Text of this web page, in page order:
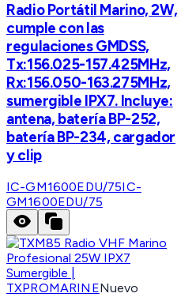
Radio Portátil Marino, 2W,
cumple con las
regulaciones GMDSS,
Tx:156.025-157.425MHz,
Rx:156.050-163.275MHz,
sumergible IPX7. Incluye:
antena, batería BP-252,
batería BP-234, cargador
y clip
IC-GM1600EDU/75IC-
GM1600EDU/75
TXPROMARINENuevo